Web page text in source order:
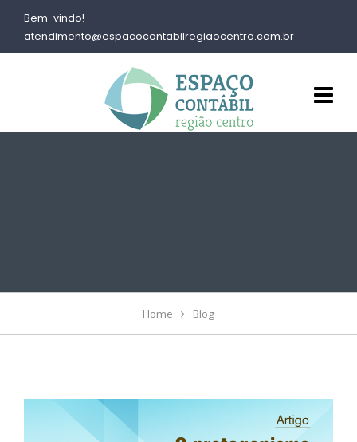
Bem-vindo!
atendimento@espacocontabilregiaocentro.com.br
Home Blog